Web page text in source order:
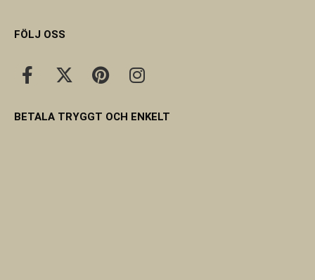
FÖLJ OSS
BETALA TRYGGT OCH ENKELT